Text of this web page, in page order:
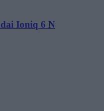
Ioniq 6 N